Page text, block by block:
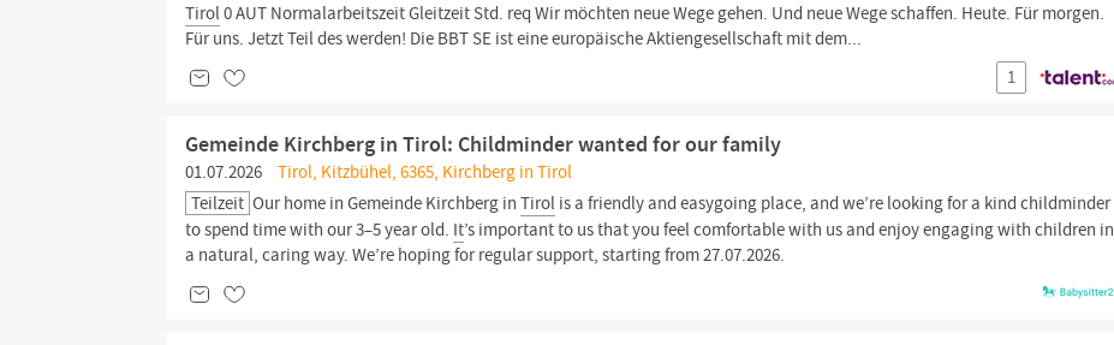
Tirol0 AUT Normalarbeitszeit Gleitzeit Std. req Wir möchten neue Wege gehen. Und neue Wege schaffen. Heute. Für morgen.
Für uns. Jetzt Teil des werden! Die BBT SE ist eine europäische Aktiengesellschaft mit dem...
1
Gemeinde Kirchberg in Tirol: Childminder wanted for our family
01.07.2026
Tirol, Kitzbühel, 6365, Kirchberg in Tirol
Teilzeit Our home in Gemeinde Kirchberg inTirol is a friendly and easygoing place, and we’re looking for a kind childminder
to spend time with our 3–5 year old. It’s important to us that you feel comfortable with us and enjoy engaging with children in
a natural, caring way. We’re hoping for regular support, starting from 27.07.2026.